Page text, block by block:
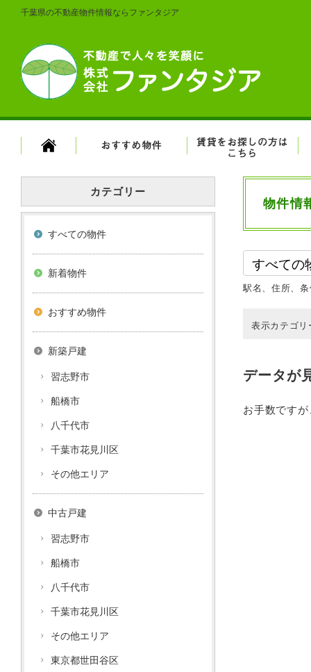
千葉県の不動産物件情報ならファンタジア
物件情
駅名、住所、
表示カテゴリ
データが
お手数です
カテゴリー
すべての物件
新着物件
おすすめ物件
新築戸建
習志野市
船橋市
八千代市
千葉市花見川区
その他エリア
中古戸建
習志野市
船橋市
八千代市
千葉市花見川区
その他エリア
東京都世田谷区